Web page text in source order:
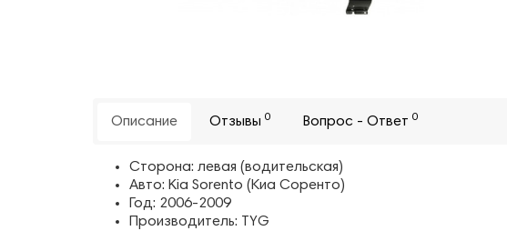
Описание Отзывы 0 Вопрос - Ответ 0
Сторона: левая (водительская)
Авто: Kia Sorento (Киа Соренто)
Год: 2006-2009
Производитель: TYG